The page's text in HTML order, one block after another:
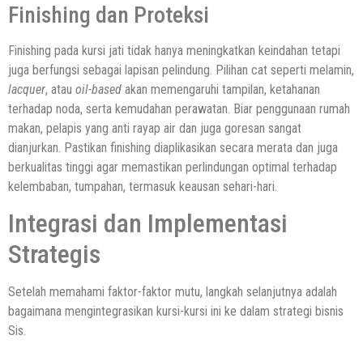
Finishing dan Proteksi
Finishing pada kursi jati tidak hanya meningkatkan keindahan tetapi
juga berfungsi sebagai lapisan pelindung. Pilihan cat seperti melamin,
lacquer, atau oil-based akan memengaruhi tampilan, ketahanan
terhadap noda, serta kemudahan perawatan. Biar penggunaan rumah
makan, pelapis yang anti rayap air dan juga goresan sangat
dianjurkan. Pastikan finishing diaplikasikan secara merata dan juga
berkualitas tinggi agar memastikan perlindungan optimal terhadap
kelembaban, tumpahan, termasuk keausan sehari-hari.
Integrasi dan Implementasi
Strategis
Setelah memahami faktor-faktor mutu, langkah selanjutnya adalah
bagaimana mengintegrasikan kursi-kursi ini ke dalam strategi bisnis
Sis.